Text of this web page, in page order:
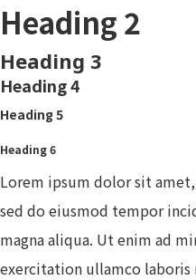
Heading 2
Heading 3
Heading 4
Heading 5
Heading 6
Lorem ipsum dolor sit
sed do eiusmod tempor
magna aliqua. Ut enim ad
exercitation ullamco